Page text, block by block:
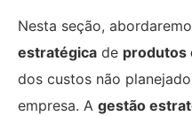
Nesta seção,
estratégica de produtos
dos custos não
empresa. A gestão